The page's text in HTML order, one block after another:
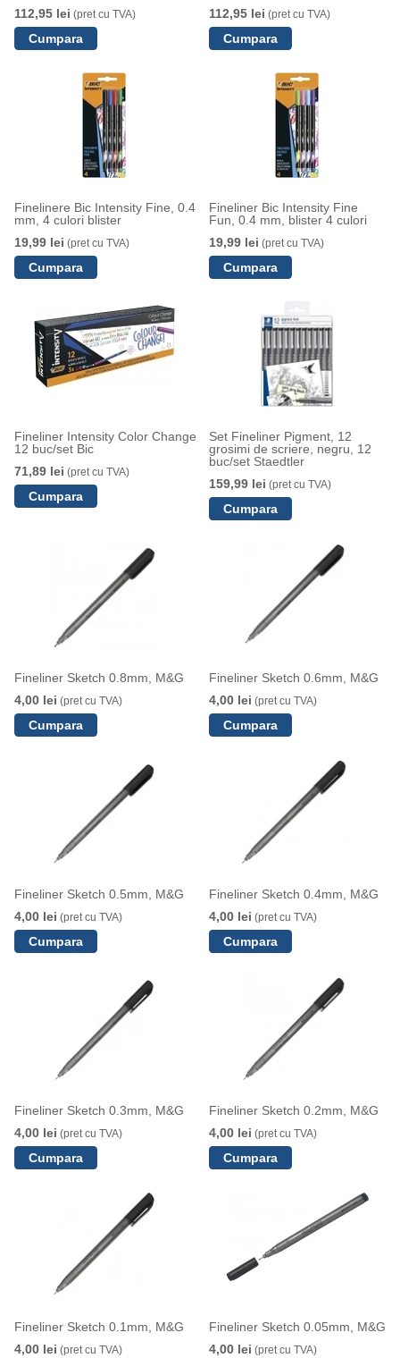
112,95 lei (pret cu TVA) 112,95 lei (pret cu TVA)
Finelinere Bic Intensity Fine, 0.4
mm, 4 culori blister
19,99 lei (pret cu TVA)
Fineliner Bic Intensity Fine
Fun, 0.4 mm, blister 4 culori
19,99 lei (pret cu TVA)
Fineliner Intensity Color Change
12 buc/set Bic
71,89 lei (pret cu TVA)
Set Fineliner Pigment, 12
grosimi de scriere, negru, 12
buc/set Staedtler
159,99 lei (pret cu TVA)
Fineliner Sketch 0.8mm, M&G
4,00 lei (pret cu TVA)
Fineliner Sketch 0.6mm, M&G
4,00 lei (pret cu TVA)
Fineliner Sketch 0.5mm, M&G
4,00 lei (pret cu TVA)
Fineliner Sketch 0.4mm, M&G
4,00 lei (pret cu TVA)
Fineliner Sketch 0.3mm, M&G
4,00 lei (pret cu TVA)
Fineliner Sketch 0.2mm, M&G
4,00 lei (pret cu TVA)
Fineliner Sketch 0.1mm, M&G
4,00 lei (pret cu TVA)
Fineliner Sketch 0.05mm, M&G
4,00 lei (pret cu TVA)